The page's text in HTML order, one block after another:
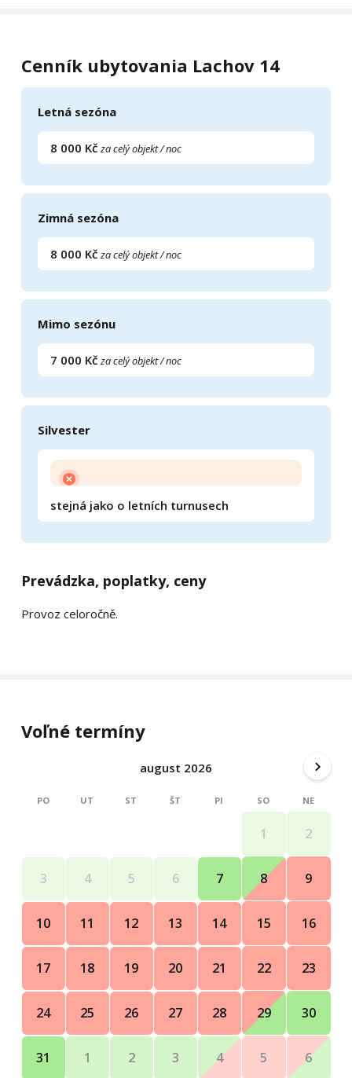
Cenník ubytovania Lachov 14
Letná sezóna
8 000 Kč za celý objekt / noc
Zimná sezóna
8 000 Kč za celý objekt / noc
Mimo sezónu
7 000 Kč za celý objekt / noc
Silvester
stejná jako o letních turnusech
Prevádzka, poplatky, ceny
Provoz celoročně.
Voľné termíny
august 2026
PO UT ST ŠT PI SO NE
1 2
3 4 5 6 7 8 9
10 11 12 13 14 15 16
17 18 19 20 21 22 23
24 25 26 27 28 29 30
31 1 2 3 4 5 6